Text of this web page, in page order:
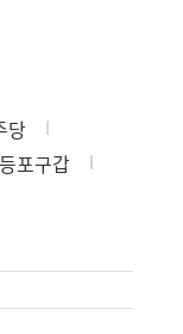
당
포구갑